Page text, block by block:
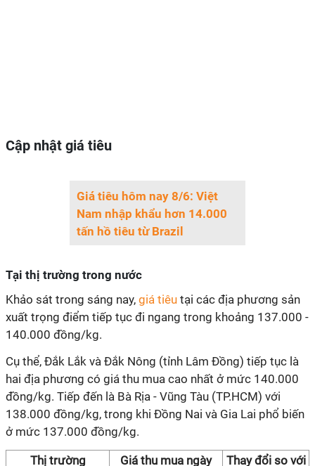
Cập nhật giá tiêu
Giá tiêu hôm nay 8/6: Việt
Nam nhập khẩu hơn 14.000
tấn hồ tiêu từ Brazil
Tại thị trường trong nước
Khảo sát trong sáng nay, giá tiêu tại các địa phương sản
xuất trọng điểm tiếp tục đi ngang trong khoảng 137.000 -
140.000 đồng/kg.
Cụ thể, Đắk Lắk và Đắk Nông (tỉnh Lâm Đồng) tiếp tục là
hai địa phương có giá thu mua cao nhất ở mức 140.000
đồng/kg. Tiếp đến là Bà Rịa - Vũng Tàu (TP.HCM) với
138.000 đồng/kg, trong khi Đồng Nai và Gia Lai phổ biến
ở mức 137.000 đồng/kg.
Thị trường
Giá thu mua ngày
Thay đổi so với